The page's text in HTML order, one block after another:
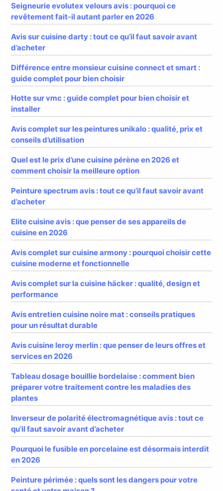
Seigneurie evolutex velours avis : pourquoi ce
revêtement fait-il autant parler en 2026
Avis sur cuisine darty : tout ce qu’il faut savoir avant
d’acheter
Différence entre monsieur cuisine connect et smart :
guide complet pour bien choisir
Hotte sur vmc : guide complet pour bien choisir et
installer
Avis complet sur les peintures unikalo : qualité, prix et
conseils d’utilisation
Quel est le prix d’une cuisine pérène en 2026 et
comment choisir la meilleure option
Peinture spectrum avis : tout ce qu’il faut savoir avant
d’acheter
Elite cuisine avis : que penser de ses appareils de
cuisine en 2026
Avis complet sur cuisine armony : pourquoi choisir cette
cuisine moderne et fonctionnelle
Avis complet sur la cuisine häcker : qualité, design et
performance
Avis entretien cuisine noire mat : conseils pratiques
pour un résultat durable
Avis cuisine leroy merlin : que penser de leurs offres et
services en 2026
Tableau dosage bouillie bordelaise : comment bien
préparer votre traitement contre les maladies des
plantes
Inverseur de polarité électromagnétique avis : tout ce
qu’il faut savoir avant d’acheter
Pourquoi le fusible en porcelaine est désormais interdit
en 2026
Peinture périmée : quels sont les dangers pour votre